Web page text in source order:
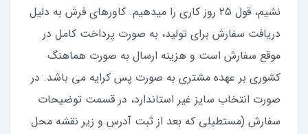
نشیم، قول ۲۵ روز کاری را میدهیم. کاورهای فرش به دلیل
دریافت سفارش برای تولید، به صورت پرداخت کامل در
موقع سفارش است و هزینه ارسال به صورت هماهنگ
کشوری بر عهده مشتری به صورت پس کرایه می باشد. در
صورت انتخاب سایز غیر استاندارد، در قسمت توضیحات
سفارش (مستطیلی که بعد از ثبت آدرس و زیر نقشه محل